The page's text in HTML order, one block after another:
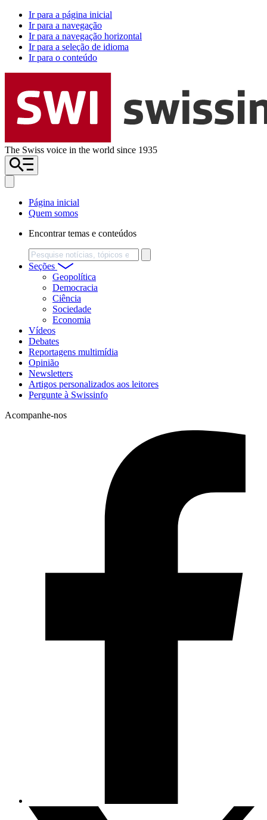
Ir para a página inicial
Ir para a navegação
Ir para a navegação horizontal
Ir para a seleção de idioma
Ir para o conteúdo
The Swiss voice in the world since 1935
Página inicial
Quem somos
Encontrar temas e conteúdos
Busca
Seções
Geopolítica
Democracia
Ciência
Sociedade
Economia
Vídeos
Debates
Reportagens multimídia
Opinião
Newsletters
Artigos personalizados aos leitores
Pergunte à Swissinfo
Acompanhe-nos